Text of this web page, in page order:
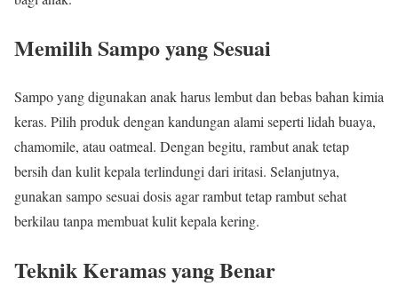
Memilih Sampo yang Sesuai
Sampo yang digunakan anak harus lembut dan bebas bahan kimia
keras. Pilih produk dengan kandungan alami seperti lidah buaya,
chamomile, atau oatmeal. Dengan begitu, rambut anak tetap
bersih dan kulit kepala terlindungi dari iritasi. Selanjutnya,
gunakan sampo sesuai dosis agar rambut tetap rambut sehat
berkilau tanpa membuat kulit kepala kering.
Teknik Keramas yang Benar